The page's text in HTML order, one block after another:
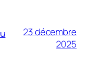
23 décembre
2025